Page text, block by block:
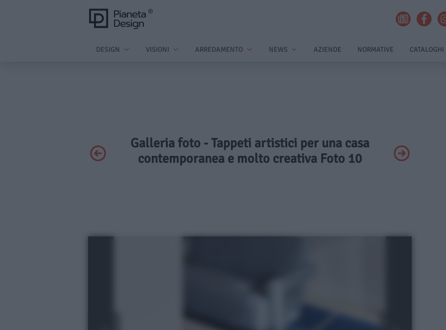
DESIGN VISIONI ARREDAMENTO NEWS AZIENDE NORMATIVE CATALOGHI
Galleria foto - Tappeti artistici per una casa
contemporanea e molto creativa Foto 10